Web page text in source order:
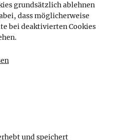
grundsätzlich ablehnen
dass möglicherweise
bei deaktivierten Cookies
und speichert